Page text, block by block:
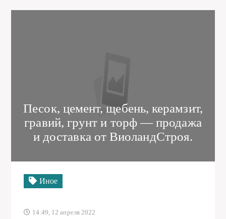
Песок, цемент, щебень, керамзит,
гравий, грунт и торф — продажа
и доставка от ВиоландСтроя.
Иное
14:49, 12 апреля 2022